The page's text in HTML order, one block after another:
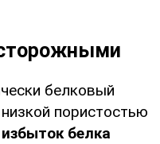
белковый
пористостью
избыток белка